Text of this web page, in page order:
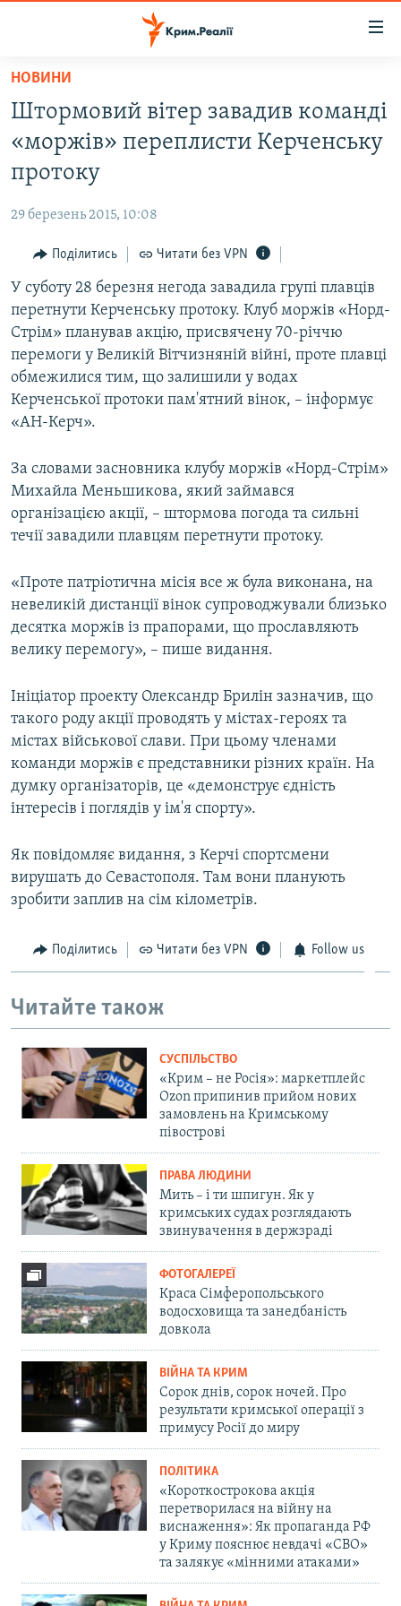
Перейти
основного
матеріалу
Перейти
до
основної
навігації
Перейти
пошуку
ВОДА.КРИМ
ВІДЕО ТА ФОТО
БЛОГИ
ПОГЛЯД
ІНТЕРВ'Ю
ВСЕ ЗА ДЕНЬ
СПЕЦПРОЕКТИ
ДЕПОРТАЦІЯ
ВІДЕОУРОКИ «ELIFBE»
УКРАЇНСЬКА ПРОБЛЕМА КРИМУ
ІНФОГРАФІКА
ЯК ОБІЙТИ БЛОКУВАННЯ
Русский
Qırımtatar
ДОЛУЧАЙСЯ!
Усі сайти RFE/RL
НОВИНИ
Штормовий вітер завадив команді
«моржів» переплисти Керченську
протоку
29 березень 2015, 10:08
Поділитись Читати без VPN
У суботу 28 березня негода завадила групі плавців
перетнути Керченську протоку. Клуб моржів «Норд-
Стрім» планував акцію, присвячену 70-річчю
перемоги у Великій Вітчизняній війні, проте плавці
обмежилися тим, що залишили у водах
Керченської протоки пам'ятний вінок, – інформує
«АН-Керч».
За словами засновника клубу моржів «Норд-Стрім»
Михайла Меньшикова, який займався
організацією акції, – штормова погода та сильні
течії завадили плавцям перетнути протоку.
«Проте патріотична місія все ж була виконана, на
невеликій дистанції вінок супроводжували близько
десятка моржів із прапорами, що прославляють
велику перемогу», – пише видання.
Ініціатор проекту Олександр Брилін зазначив, що
такого роду акції проводять у містах-героях та
містах військової слави. При цьому членами
команди моржів є представники різних країн. На
думку організаторів, це «демонструє єдність
інтересів і поглядів у ім'я спорту».
Як повідомляє видання, з Керчі спортсмени
вирушать до Севастополя. Там вони планують
зробити заплив на сім кілометрів.
Поділитись Читати без VPN Follow us
Читайте також
СУСПІЛЬСТВО
«Крим – не Росія»: маркетплейс
Ozon припинив прийом нових
замовлень на Кримському
півострові
ПРАВА ЛЮДИНИ
Мить – і ти шпигун. Як у
кримських судах розглядають
звинувачення в держзраді
ФОТОГАЛЕРЕЇ
Краса Сімферопольського
водосховища та занедбаність
довкола
ВІЙНА ТА КРИМ
Сорок днів, сорок ночей. Про
результати кримської операції з
примусу Росії до миру
ПОЛІТИКА
«Короткострокова акція
перетворилася на війну на
виснаження»: Як пропаганда РФ
у Криму пояснює невдачі «СВО»
та залякує «мінними атаками»